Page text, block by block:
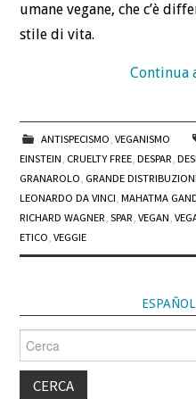
umane vegane, che c’è
stile di vita.
Continua
ANTISPECISMO, VEGANISMO
EINSTEIN, CRUELTY FREE,DESPAR,
GRANAROLO, GRANDE
LEONARDO DA VINCI,MAHATMA
RICHARD WAGNER,SPAR,VEGAN,
ETICO,VEGGIE
ESPAÑOL
Cerca
per: